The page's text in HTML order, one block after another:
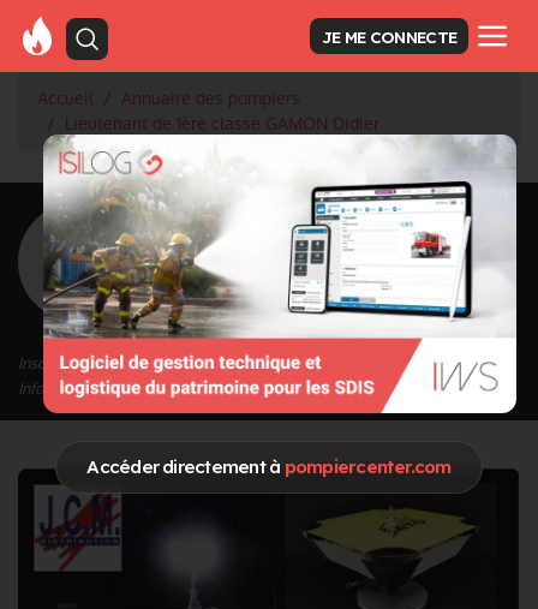
Accéder directement à pompiercenter.com
JE ME CONNECTE
Accueil
Annuaire des pompiers
Lieutenant de 1ère classe GAMON Didier
< Retour à la liste des pompiers
GAMON Didier
Grade : Lieutenant de 1ère classe
Inscrit depuis le 11/09/2020 à 17:39
Informations mises à jour le 30/09/2020 à 08:00